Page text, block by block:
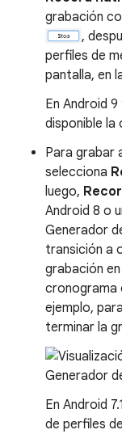
grabación
,
perfiles de
pantalla, en
En Android
disponible la
Para grabar
selecciona
luego,
Android 8 o
Generador
transición a
grabación
cronograma
ejemplo,
terminar la
En Android
de perfiles